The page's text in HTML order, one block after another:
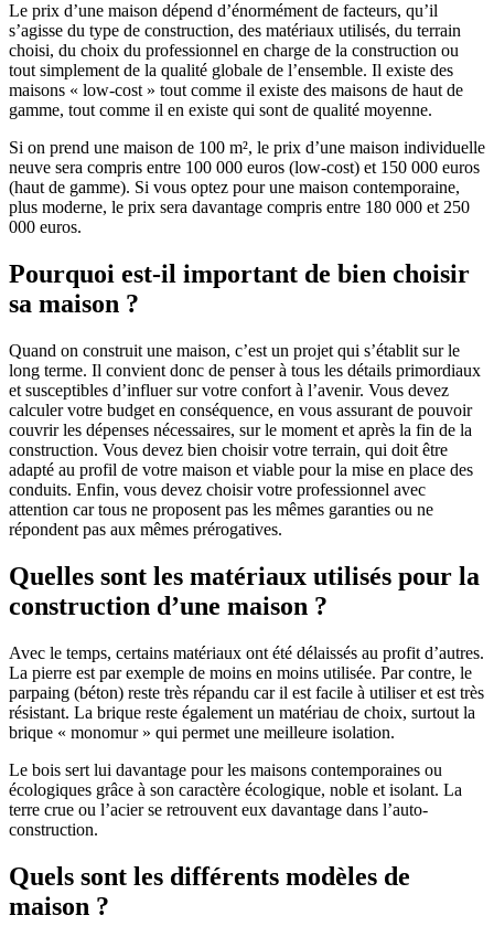
Le prix d’une maison dépend d’énormément de facteurs, qu’il
s’agisse du type de construction, des matériaux utilisés, du terrain
choisi, du choix du professionnel en charge de la construction ou
tout simplement de la qualité globale de l’ensemble. Il existe des
maisons « low-cost » tout comme il existe des maisons de haut de
gamme, tout comme il en existe qui sont de qualité moyenne.
Si on prend une maison de 100 m², le prix d’une maison individuelle
neuve sera compris entre 100 000 euros (low-cost) et 150 000 euros
(haut de gamme). Si vous optez pour une maison contemporaine,
plus moderne, le prix sera davantage compris entre 180 000 et 250
000 euros.
Pourquoi est-il important de bien choisir
sa maison ?
Quand on construit une maison, c’est un projet qui s’établit sur le
long terme. Il convient donc de penser à tous les détails primordiaux
et susceptibles d’influer sur votre confort à l’avenir. Vous devez
calculer votre budget en conséquence, en vous assurant de pouvoir
couvrir les dépenses nécessaires, sur le moment et après la fin de la
construction. Vous devez bien choisir votre terrain, qui doit être
adapté au profil de votre maison et viable pour la mise en place des
conduits. Enfin, vous devez choisir votre professionnel avec
attention car tous ne proposent pas les mêmes garanties ou ne
répondent pas aux mêmes prérogatives.
Quelles sont les matériaux utilisés pour la
construction d’une maison ?
Avec le temps, certains matériaux ont été délaissés au profit d’autres.
La pierre est par exemple de moins en moins utilisée. Par contre, le
parpaing (béton) reste très répandu car il est facile à utiliser et est très
résistant. La brique reste également un matériau de choix, surtout la
brique « monomur » qui permet une meilleure isolation.
Le bois sert lui davantage pour les maisons contemporaines ou
écologiques grâce à son caractère écologique, noble et isolant. La
terre crue ou l’acier se retrouvent eux davantage dans l’auto-
construction.
Quels sont les différents modèles de
maison ?